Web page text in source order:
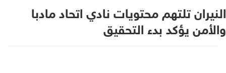
النيران تلتهم محتويات نادي اتحاد مادبا
والأمن يؤكد بدء التحقيق